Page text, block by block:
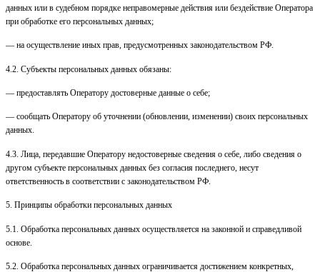
данных или в судебном порядке неправомерные действия или бездействие Оператора
при обработке его персональных данных;
— на осуществление иных прав, предусмотренных законодательством РФ.
4.2. Субъекты персональных данных обязаны:
— предоставлять Оператору достоверные данные о себе;
— сообщать Оператору об уточнении (обновлении, изменении) своих персональных
данных.
4.3. Лица, передавшие Оператору недостоверные сведения о себе, либо сведения о
другом субъекте персональных данных без согласия последнего, несут
ответственность в соответствии с законодательством РФ.
5. Принципы обработки персональных данных
5.1. Обработка персональных данных осуществляется на законной и справедливой
основе.
5.2. Обработка персональных данных ограничивается достижением конкретных,